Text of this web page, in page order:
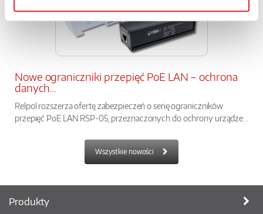
Nowe ograniczniki przepięć PoE LAN – ochrona
danych...
Relpol rozszerza ofertę zabezpieczeń o serię ograniczników
przepięć PoE LAN RSP-05, przeznaczonych do ochrony urządze...
Wszystkie nowości
Produkty